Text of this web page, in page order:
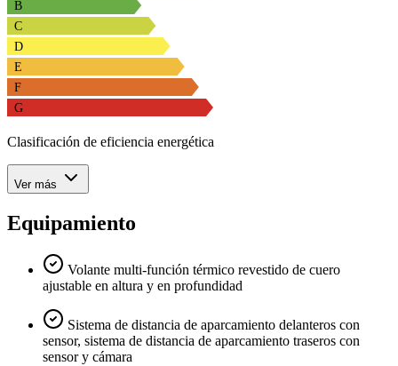
B
C
D
E
F
G
Clasificación de eficiencia energética
Ver más
Equipamiento
Volante multi-función térmico revestido de cuero
ajustable en altura y en profundidad
Sistema de distancia de aparcamiento delanteros con
sensor, sistema de distancia de aparcamiento traseros con
sensor y cámara